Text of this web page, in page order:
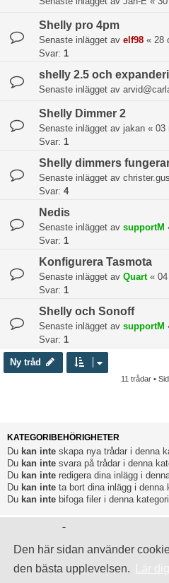
Den här sidan använder
den bästa upplevelsen.
Shelly pro 4pm
Senaste inlägget av elf98 « 28
Svar: 1
shelly 2.5 och
Senaste inlägget av
Shelly Dimmer 2
Senaste inlägget av jakan « 03
Svar: 1
Shelly dimmers
Senaste inlägget av
Svar: 4
Nedis
Senaste inlägget av supportM
Svar: 1
Konfigurera Tasmota
Senaste inlägget av Quart «
Svar: 1
Shelly och Sonoff
Senaste inlägget av supportM
Svar: 1
Ny tråd
11 trådar •
KATEGORIBEHÖRIGHETER
Du kan inte skapa nya trådar i denna
Du kan inte svara på trådar i denna
Du kan inte redigera dina inlägg i
Du kan inte ta bort dina inlägg i denna
Du kan inte bifoga filer i denna kategori
Alla
Drivs av phpBB ® Forum Software © phpBB
Swedish translation byphpBB Sweden
| cabot